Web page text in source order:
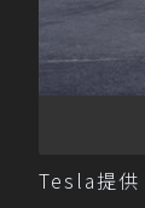
Tesla提供